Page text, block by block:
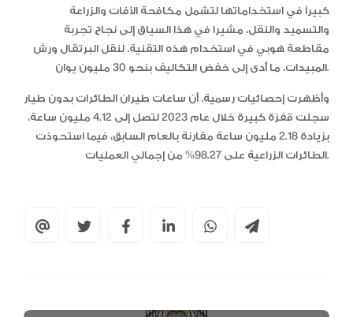
كبيراً في استخداماتها لتشمل مكافحة الآفات والزراعة
والتسميد والنقل، مشيرا في هذا السياق إلى نجاح تجربة
مقاطعة هوبي في استخدام هذه التقنية، لنقل البرتقال ورش
المبيدات، ما أدى إلى خفض التكاليف بنحو 30 مليون يوان.
وأظهرت إحصائيات رسمية، أن ساعات طيران الطائرات بدون طيار
سجلت قفزة كبيرة خلال عام 2023 لتصل إلى 4.12 مليون ساعة،
بزيادة 2.18 مليون ساعة مقارنة بالعام السابق، فيما استحوذت
الطائرات الزراعية على 98.27% من إجمالي العمليات.